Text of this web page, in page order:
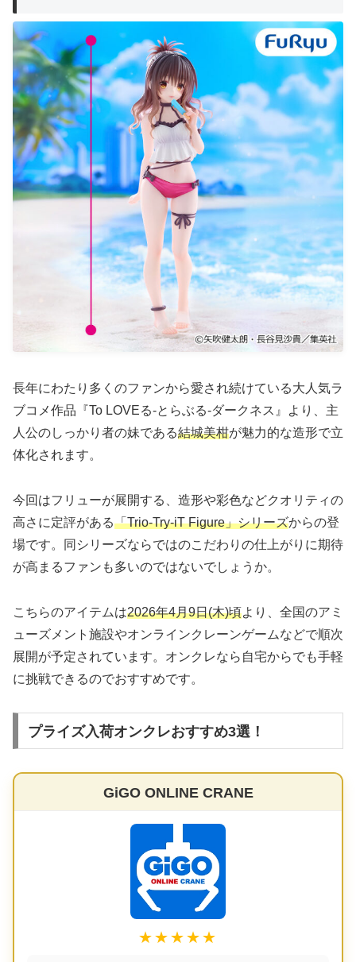
長年にわたり多くのファンから愛され続けている大人気ラ
ブコメ作品『To LOVEる-とらぶる-ダークネス』より、主
人公のしっかり者の妹である結城美柑が魅力的な造形で立
体化されます。
今回はフリューが展開する、造形や彩色などクオリティの
高さに定評がある「Trio-Try-iT Figure」シリーズからの登
場です。同シリーズならではのこだわりの仕上がりに期待
が高まるファンも多いのではないでしょうか。
こちらのアイテムは2026年4月9日(木)頃より、全国のアミ
ューズメント施設やオンラインクレーンゲームなどで順次
展開が予定されています。オンクレなら自宅からでも手軽
に挑戦できるのでおすすめです。
プライズ入荷オンクレおすすめ3選！
GiGO ONLINE CRANE
★★★★★